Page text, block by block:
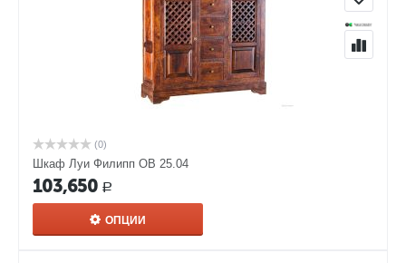
(0)
Шкаф Луи Филипп ОВ 25.04
103,650 Р
ОПЦИИ